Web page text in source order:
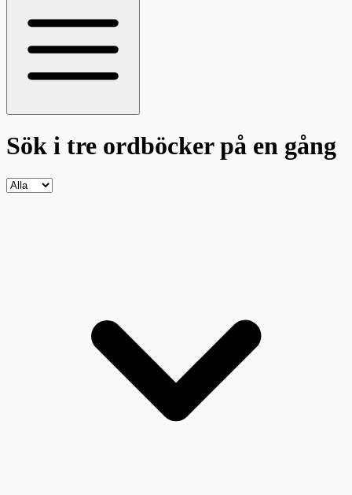
Sök i tre ordböckerpå en gång